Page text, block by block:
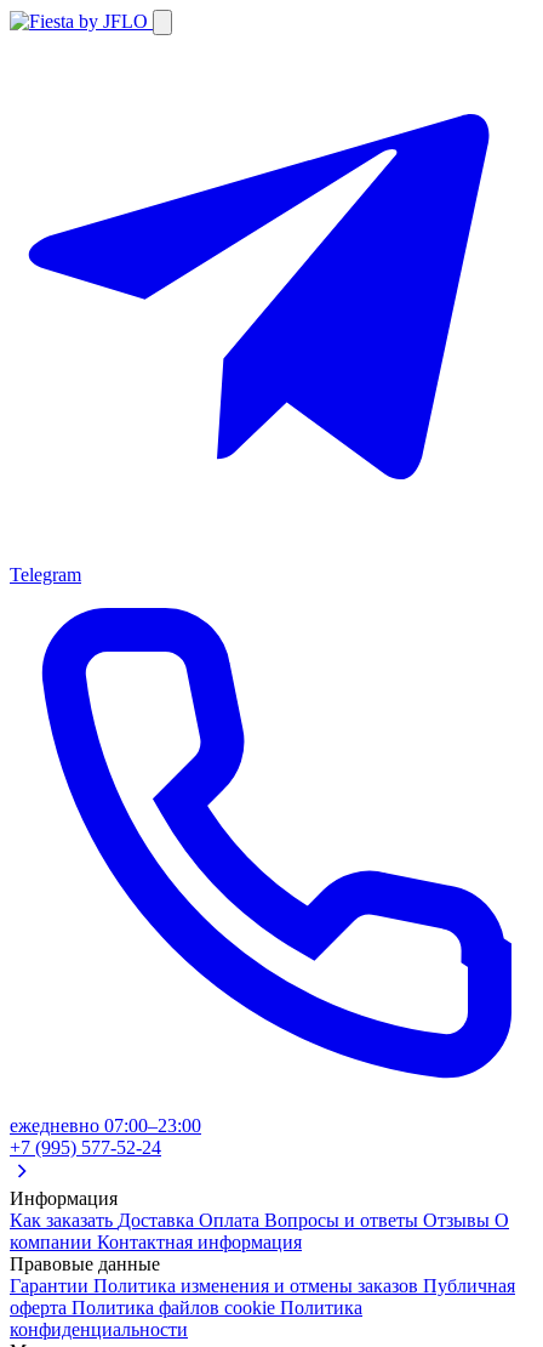
Telegram
ежедневно 07:00–23:00
+7 (995) 577-52-24
Информация
Как заказать Доставка Оплата Вопросы и ответы Отзывы О
компании Контактная информация
Правовые данные
Гарантии Политика изменения и отмены заказов Публичная
оферта Политика файлов cookie Политика
конфиденциальности